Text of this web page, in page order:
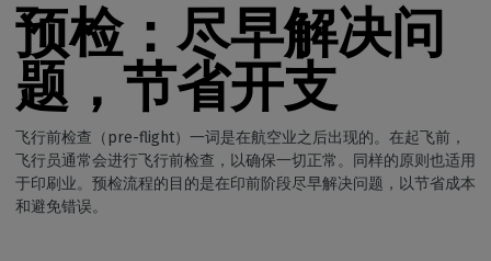
预检：尽早解决问
题，节省开支
飞行前检查（pre-flight）一词是在航空业之后出现的。在起飞前，
飞行员通常会进行飞行前检查，以确保一切正常。同样的原则也适用
于印刷业。预检流程的目的是在印前阶段尽早解决问题，以节省成本
和避免错误。